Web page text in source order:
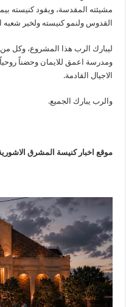
مشيئته المقدسة، ويقود كنيسته
القدوس ولنمو كنيسته ولخير
ليبارك الرب هذا المشروع، وكل من
ومدرسة اعمق للايمان وحضناً روحياً
الاجيال القادمة.
والرب يبارك الجميع.
موقع اخبار كنيسة المشرق